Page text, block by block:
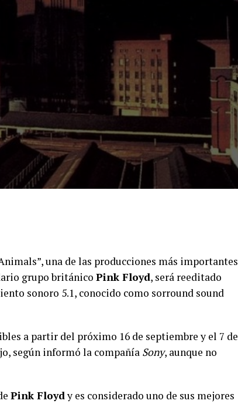
una de las producciones más importantes
grupo británico Pink Floyd, será reeditado
sonoro 5.1, conocido como sorround sound
a partir del próximo 16 de septiembre y el 7 de
según informó la compañía Sony, aunque no
Pink Floydy es considerado uno de sus mejores